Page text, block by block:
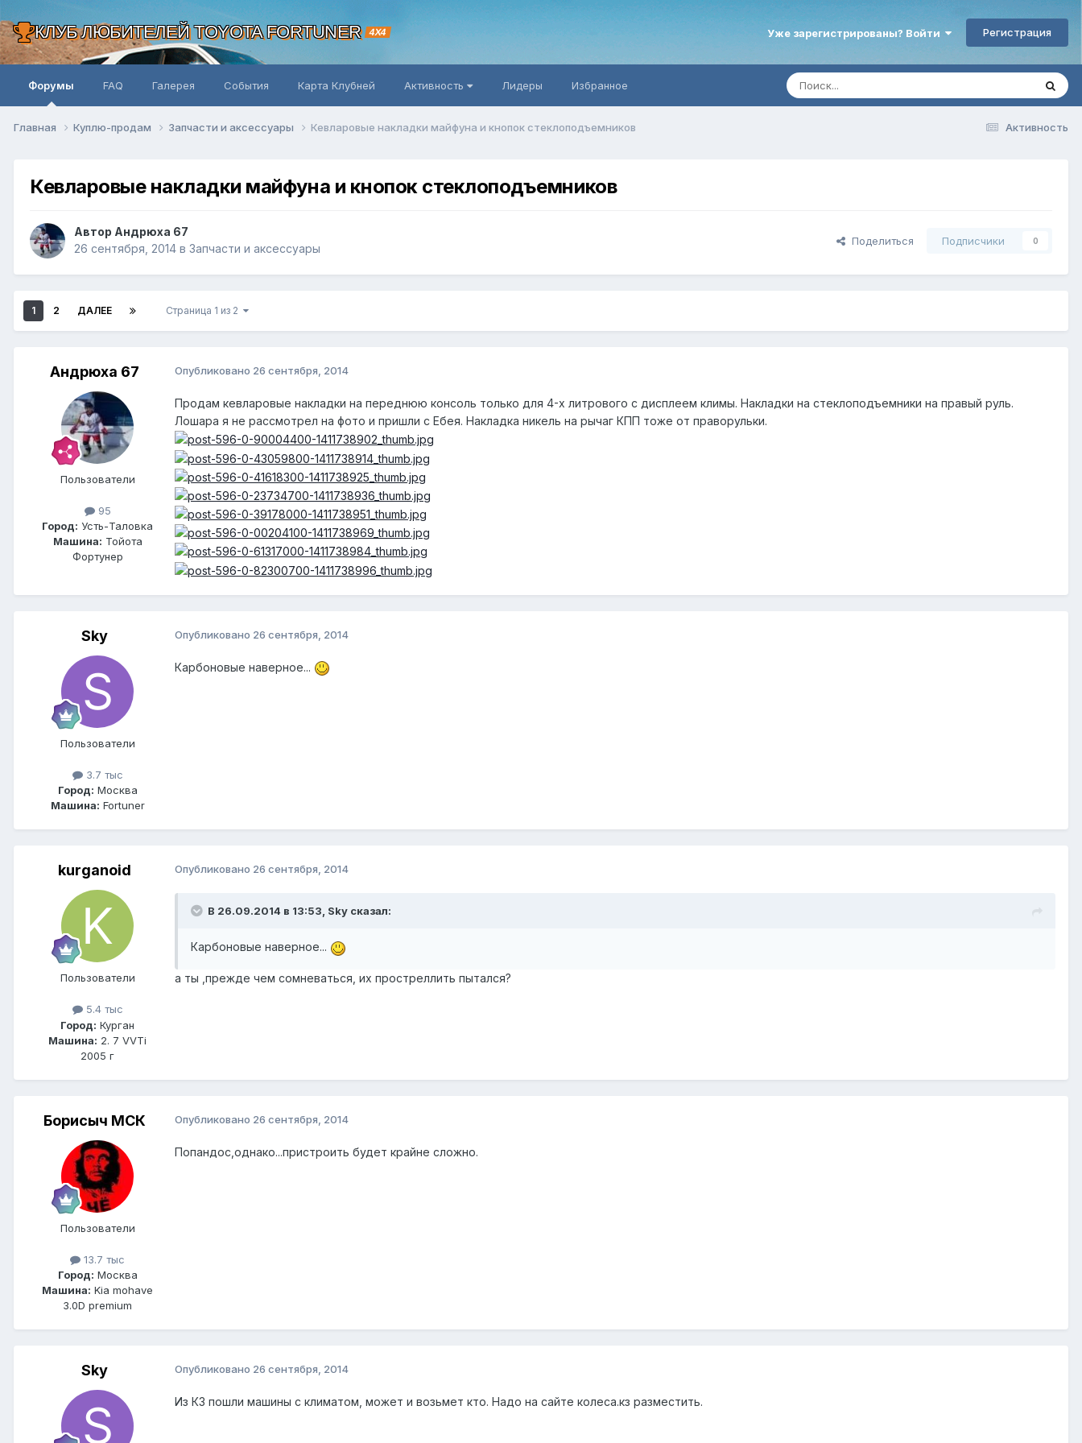
КЛУБ ЛЮБИТЕЛЕЙ TOYOTA FORTUNER 4X4 Уже зарегистрированы? Войти Регистрация
Форумы FAQ Галерея События Карта Клубней Активность Лидеры Избранное
Активность
Главная Куплю-продам Запчасти и аксессуары Кевларовые накладки майфуна и кнопок стеклоподъемников
Кевларовые накладки майфуна и кнопок стеклоподъемников
Автор Андрюха 67
26 сентября, 2014 в Запчасти и аксессуары
Поделиться Подписчики 0
1 2 ДАЛЕЕ Страница 1 из 2
Андрюха 67
Пользователи
95
Город: Усть-Таловка
Машина: Тойота
Фортунер
Опубликовано 26 сентября, 2014
Продам кевларовые накладки на переднюю консоль только для 4-х литрового с дисплеем климы. Накладки на стеклоподъемники на правый руль.
Лошара я не рассмотрел на фото и пришли с Ебея. Накладка никель на рычаг КПП тоже от праворульки.
Sky
Пользователи
3.7 тыс
Город: Москва
Машина: Fortuner
Опубликовано 26 сентября, 2014
Карбоновые наверное...
kurganoid
Пользователи
5.4 тыс
Город: Курган
Машина: 2. 7 VVTi
2005 г
Опубликовано 26 сентября, 2014
В 26.09.2014 в 13:53, Sky сказал:
Карбоновые наверное...
а ты ,прежде чем сомневаться, их простреллить пытался?
Борисыч МСК
Пользователи
13.7 тыс
Город: Москва
Машина: Kia mohave
3.0D premium
Опубликовано 26 сентября, 2014
Попандос,однако...пристроить будет крайне сложно.
Sky Опубликовано 26 сентября, 2014
Из КЗ пошли машины с климатом, может и возьмет кто. Надо на сайте колеса.кз разместить.